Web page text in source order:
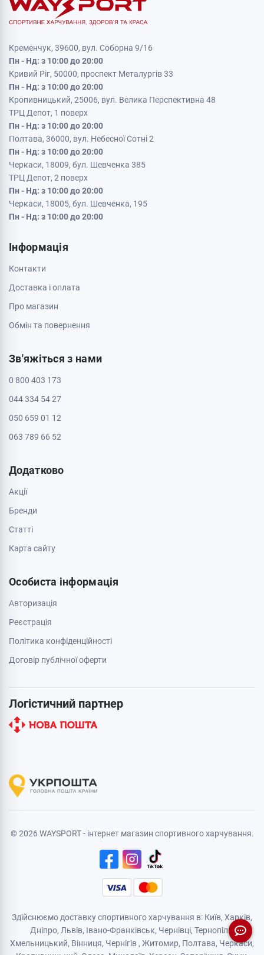
Кременчук, 39600, вул. Соборна 9/16
Пн - Нд: з 10:00 до 20:00
Кривий Ріг, 50000, проспект Металургів 33
Пн - Нд: з 10:00 до 20:00
Кропивницький, 25006, вул. Велика Перспективна 48
ТРЦ Депот, 1 поверх
Пн - Нд: з 10:00 до 20:00
Полтава, 36000, вул. Небесної Сотні 2
Пн - Нд: з 10:00 до 20:00
Черкаси, 18009, бул. Шевченка 385
ТРЦ Депот, 2 поверх
Пн - Нд: з 10:00 до 20:00
Черкаси, 18005, бул. Шевченка, 195
Пн - Нд: з 10:00 до 20:00
Інформація
Контакти
Доставка і оплата
Про магазин
Обмін та повернення
Зв'яжіться з нами
0 800 403 173
044 334 54 27
050 659 01 12
063 789 66 52
Додатково
Акції
Бренди
Cтатті
Карта сайту
Особиста інформація
Авторизація
Реєстрація
Політика конфіденційності
Договір публічної оферти
Логістичний партнер
© 2026 WAYSPORT - інтернет магазин спортивного харчування.
Здійснюємо доставку спортивного харчування в: Київ, Харків,
Дніпро, Львів, Івано-Франківськ, Чернівці, Тернопіль
Хмельницький, Вінниця, Чернігів , Житомир, Полтава, Черкаси,